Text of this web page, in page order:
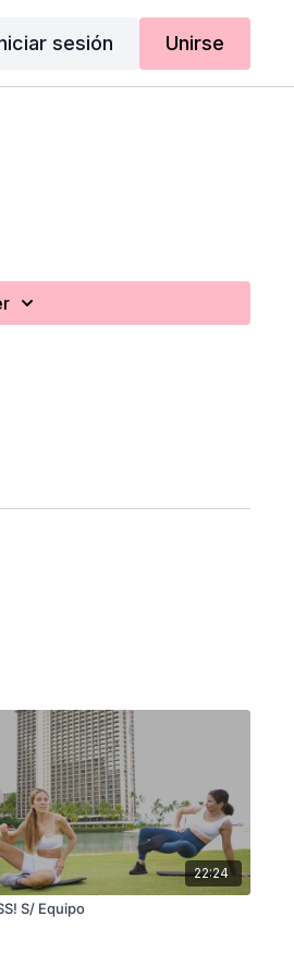
sesión Unirse
22:24
S/ Equipo